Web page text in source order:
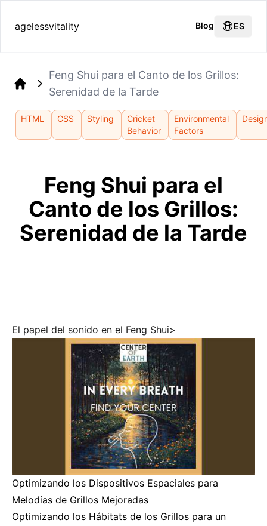
agelessvitality Blog ES
Feng Shui para el Canto de los Grillos:
Serenidad de la Tarde
HTML CSS Styling
Cricket
Behavior
Environmental
Factors
Feng Shui para el
Canto de los Grillos:
Serenidad de la Tarde
El papel del sonido en el Feng Shui>
Optimizando los Dispositivos Espaciales para
Melodías de Grillos Mejoradas
Optimizando los Hábitats de los Grillos para un